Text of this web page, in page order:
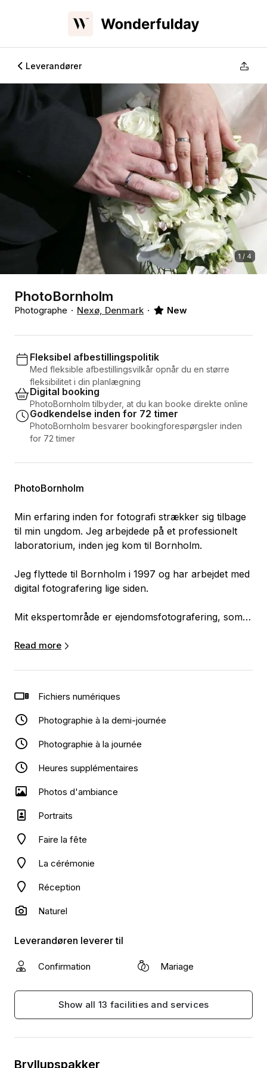
Leverandører
1 / 4
PhotoBornholm
Photographe Nexø, Denmark New
Fleksibel afbestillingspolitik
Med fleksible afbestillingsvilkår opnår du en større
fleksibilitet i din planlægning
Digital booking
PhotoBornholm tilbyder, at du kan booke direkte online
Godkendelse inden for 72 timer
PhotoBornholm besvarer bookingforespørgsler inden
for 72 timer
PhotoBornholm
Min erfaring inden for fotografi strækker sig tilbage
til min ungdom. Jeg arbejdede på et professionelt
laboratorium, inden jeg kom til Bornholm.
Jeg flyttede til Bornholm i 1997 og har arbejdet med
digital fotografering lige siden.
Mit ekspertområde er ejendomsfotografering, som
fotografering til bryllupper, konfirmationer,
har også deltaget i reportagefotografering i
samarbejde med Snogebæk Havnefest, hvor jeg har
Mit motto er: Når der skal være fest, er
PhotoBornholm det bedste valg.
Read more
Fichiers numériques
Photographie à la demi-journée
Photographie à la journée
Heures supplémentaires
Photos d'ambiance
Portraits
Faire la fête
La cérémonie
Réception
Naturel
Leverandøren leverer til
Confirmation Mariage
Show all 13 facilities and services
Bryllupspakker